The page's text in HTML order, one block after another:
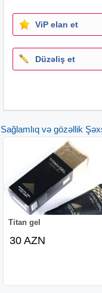
Epimedium bitgisinin
Qurudulmuş
bitgidən sadəcə
olunurdu. Hazırda
macun) istifadə
nəticəsində
ölçüdə artdığı
üzərində də təsdiq
Epimedium bitgisi
Qadınlarda cinsi
aşkarlanmışdır. Eyni
ətrafındakı qan
cinsi istəyi oyandırır.
güclü bir afrodizyak
Xüsusəndə
ViP elan et
Düzəliş et
Sağlamlıq və gözəllik
Titan gel
30 AZN